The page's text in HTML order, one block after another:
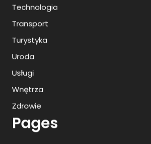
Technologia
Transport
Turystyka
Uroda
Usługi
Wnętrza
Zdrowie
Pages